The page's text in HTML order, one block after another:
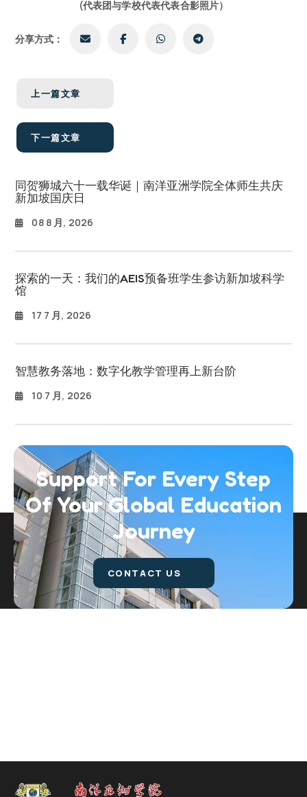
(代表团与学校代表代表合影照片）
分享方式：
上一篇文章
下一篇文章
同贺狮城六十一载华诞｜南洋亚洲学院全体师生共庆
新加坡国庆日
08 8 月, 2026
探索的一天：我们的AEIS预备班学生参访新加坡科学
馆
17 7 月, 2026
智慧教务落地：数字化教学管理再上新台阶
10 7 月, 2026
Support For Every Step
Of Your Global Education
Journey
CONTACT US